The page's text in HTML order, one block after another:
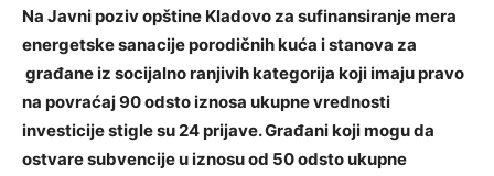
Na Javni poziv opštine Kladovo za sufinansiranje mera
energetske sanacije porodičnih kuća i stanova za
građane iz socijalno ranjivih kategorija koji imaju pravo
na povraćaj 90 odsto iznosa ukupne vrednosti
investicije stigle su 24 prijave. Građani koji mogu da
ostvare subvencije u iznosu od 50 odsto ukupne